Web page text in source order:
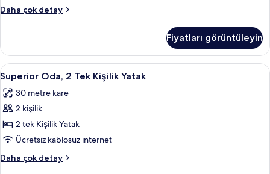
Boy
Yatak,
için
tüm
fotoğrafları
görün
Daha çok detay
Superior
Büyük
(King)
Boy
Yatak,
Veranda
hakkında
fazla
detay
Fiyatları görüntüleyin
Superior
Oda,
2
Tek
Kişilik
Yatak
için
tüm
Superior Oda, 2 Tek Kişilik Yatak |
6
Superior Oda, 2 Tek Kişilik Yatak
30 metre kare
2 kişilik
2 tek Kişilik Yatak
Ücretsiz kablosuz internet
Daha çok detay
Superior